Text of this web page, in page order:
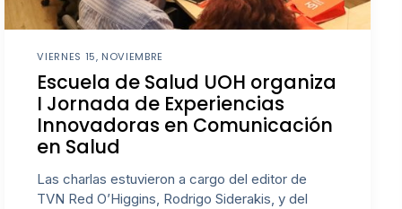
VIERNES 15, NOVIEMBRE
Escuela de Salud UOH organiza
I Jornada de Experiencias
Innovadoras en Comunicación
en Salud
Las charlas estuvieron a cargo del editor de
TVN Red O’Higgins, Rodrigo Siderakis, y del